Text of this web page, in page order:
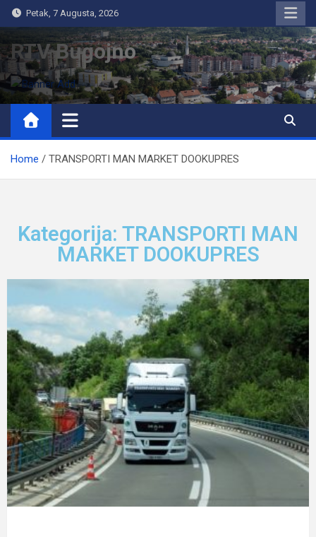
Petak, 7 Augusta, 2026
RTV Bugojno
Home TRANSPORTI MAN MARKET DOOKUPRES
Kategorija: TRANSPORTI MAN
MARKET DOOKUPRES